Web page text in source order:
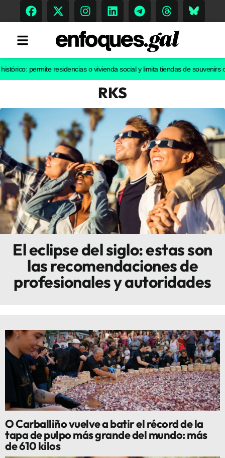
Memoria Histórica
Gastronomía
Escenarios
Sostenibilidad
Innova
permite residencias o vivienda social y limita tiendas de souvenirs o
RKS
El eclipse del siglo: estas son
las recomendaciones de
profesionales y autoridades
O Carballiño vuelve a batir el récord de la
tapa de pulpo más grande del mundo: más
de 610 kilos